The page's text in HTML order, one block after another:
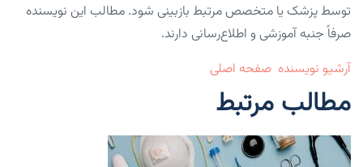
توسط پزشک یا متخصص مرتبط بازبینی شود. مطالب این نویسنده
صرفاً جنبه آموزشی و اطلاع‌رسانی دارند.
آرشیو نویسنده صفحه اصلی
مطالب مرتبط